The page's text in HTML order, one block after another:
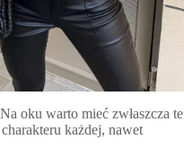
oku warto mieć zwłaszcza te
każdej, nawet